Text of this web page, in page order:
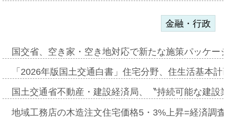
金融・行政
国交省、空き家・空き地対応で新たな施策パッケ
「2026年版国土交通白書」住宅分野、住生活基本
国土交通省不動産・建設経済局、〝持続可能な建
地域工務店の木造注文住宅価格5・3%上昇=経済調